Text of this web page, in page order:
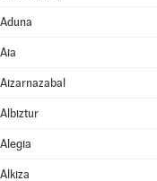
Aduna
Aia
Aizarnazabal
Albiztur
Alegia
Alkiza